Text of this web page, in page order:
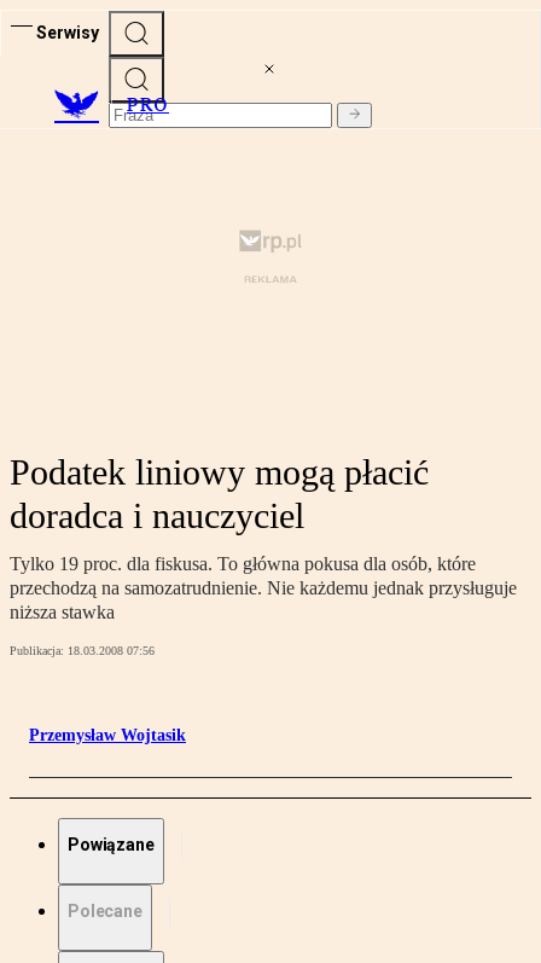
Serwisy
PRO
Podatek liniowy mogą płacić
doradca i nauczyciel
Tylko 19 proc. dla fiskusa. To główna pokusa dla osób, które
przechodzą na samozatrudnienie. Nie każdemu jednak przysługuje
niższa stawka
Publikacja: 18.03.2008 07:56
Przemysław Wojtasik
Powiązane
Polecane